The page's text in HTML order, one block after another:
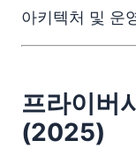
아키텍처 및 운
프라이버
(2025)